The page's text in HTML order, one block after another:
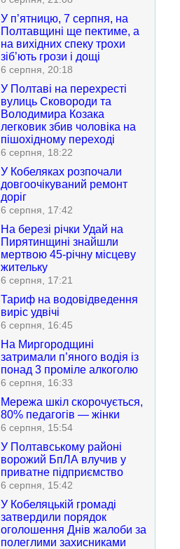
У п’ятницю, 7 серпня, на
Полтавщині ще пектиме, а
на вихідних спеку трохи
зіб’ють грози і дощі
6 серпня, 20:18
У Полтаві на перехресті
вулиць Сковороди та
Володимира Козака
легковик збив чоловіка на
пішохідному переході
6 серпня, 18:22
У Кобеляках розпочали
довгоочікуваний ремонт
доріг
6 серпня, 17:42
На березі річки Удай на
Пирятинщині знайшли
мертвою 45-річну місцеву
жительку
6 серпня, 17:21
Тариф на водовідведення
виріс удвічі
6 серпня, 16:45
На Миргородщині
затримали п’яного водія із
понад 3 проміле алкоголю
6 серпня, 16:33
Мережа шкіл скорочується,
80% педагогів — жінки
6 серпня, 15:54
У Полтавському районі
ворожий БпЛА влучив у
приватне підприємство
6 серпня, 15:42
У Кобеляцькій громаді
затвердили порядок
оголошення Днів жалоби за
полеглими захисниками